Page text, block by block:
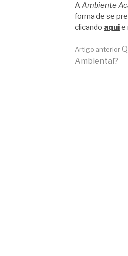
AAmbiente
forma de se
clicando aquie
Artigo anterior
Ambiental?